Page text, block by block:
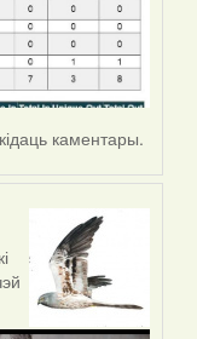
каментары.